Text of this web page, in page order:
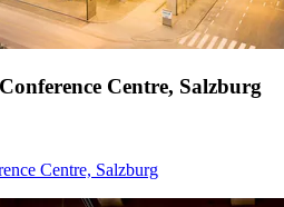
Centre, Salzburg
Centre, Salzburg